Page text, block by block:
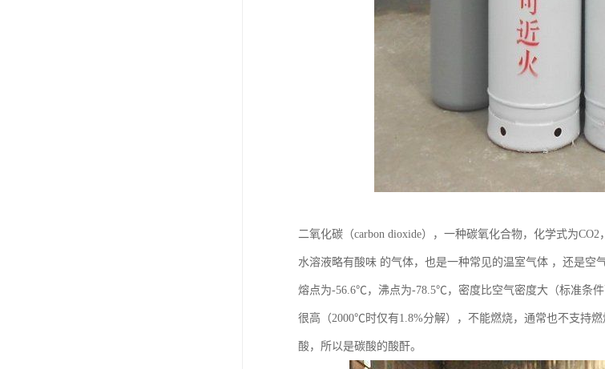
二氧化碳（carbon dioxide），一种碳氧化合物，化学式为
水溶液略有酸味 的气体，也是一种常见的温室气体 ，还是空
熔点为-56.6℃，沸点为-78.5℃，密度比空气密度大（标准条
很高（2000℃时仅有1.8%分解），不能燃烧，通常也不支持
酸，所以是碳酸的酸酐。